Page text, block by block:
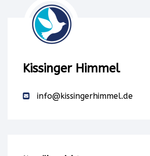
Kissinger Himmel
info@kissingerhimmel.de